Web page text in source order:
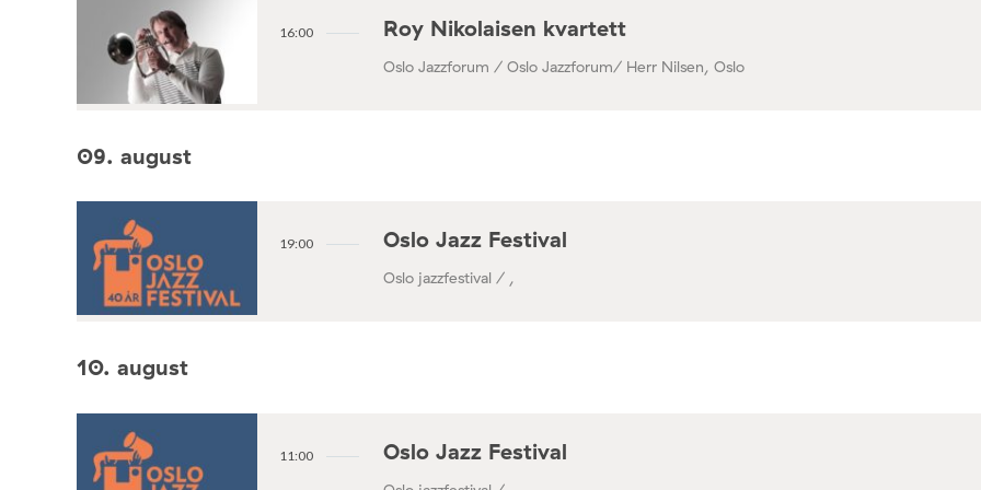
16:00 Roy Nikolaisen kvartett
Oslo Jazzforum / Oslo Jazzforum/ Herr Nilsen, Oslo
09. august
19:00 Oslo Jazz Festival
Oslo jazzfestival / ,
10. august
11:00 Oslo Jazz Festival